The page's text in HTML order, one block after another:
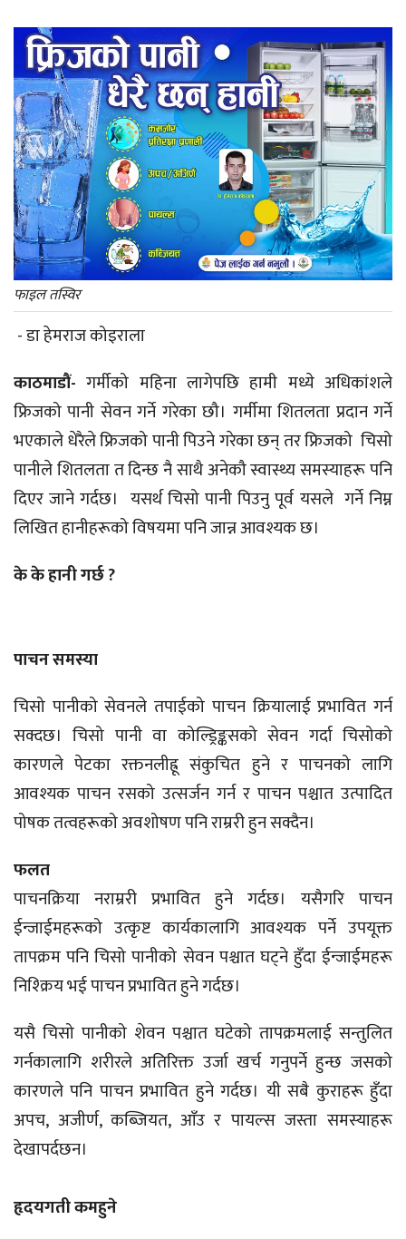
फाइल तस्विर
- डा हेमराज कोइराला
काठमाडौं-गर्मीको महिना लागेपछि हामी मध्ये अधिकांशले
फ्रिजको पानी सेवन गर्ने गरेका छौ। गर्मीमा शितलता प्रदान गर्ने
भएकाले धेरैले फ्रिजको पानी पिउने गरेका छन् तर फ्रिजको चिसो
पानीले शितलता त दिन्छ नै साथै अनेकौ स्वास्थ्य समस्याहरू पनि
दिएर जाने गर्दछ। यसर्थ चिसो पानी पिउनु पूर्व यसले गर्ने निम्न
लिखित हानीहरूको विषयमा पनि जान्न आवश्यक छ।
के के हानी गर्छ ?
पाचन समस्या
चिसो पानीको सेवनले तपाईको पाचन क्रियालाई प्रभावित गर्न
सक्दछ। चिसो पानी वा कोल्ड्रिङ्कसको सेवन गर्दा चिसोको
कारणले पेटका रक्तनलीह्रू संकुचित हुने र पाचनको लागि
आवश्यक पाचन रसको उत्सर्जन गर्न र पाचन पश्चात उत्पादित
पोषक तत्वहरूको अवशोषण पनि राम्ररी हुन सक्दैन।
फलत
पाचनक्रिया नराम्ररी प्रभावित हुने गर्दछ। यसैगरि पाचन
ईन्जाईमहरूको उत्कृष्ट कार्यकालागि आवश्यक पर्ने उपयूक्त
तापक्रम पनि चिसो पानीको सेवन पश्चात घट्ने हुँदा ईन्जाईमहरू
निश्क्रिय भई पाचन प्रभावित हुने गर्दछ।
यसै चिसो पानीको शेवन पश्चात घटेको तापक्रमलाई सन्तुलित
गर्नकालागि शरीरले अतिरिक्त उर्जा खर्च गनुपर्ने हुन्छ जसको
कारणले पनि पाचन प्रभावित हुने गर्दछ। यी सबै कुराहरू हुँदा
अपच, अजीर्ण, कब्जियत, आँउ र पायल्स जस्ता समस्याहरू
देखापर्दछन।
हृदयगती कमहुने